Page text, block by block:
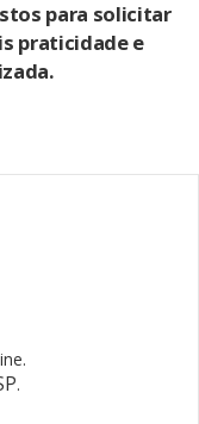
para solicitar
praticidade e
.